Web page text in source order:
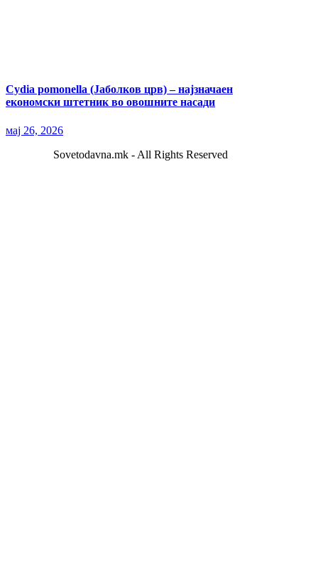
Cydia pomonella (Јаболков црв) – најзначаен
економски штетник во овошните насади
мај 26, 2026
Sovetodavna.mk - All Rights Reserved